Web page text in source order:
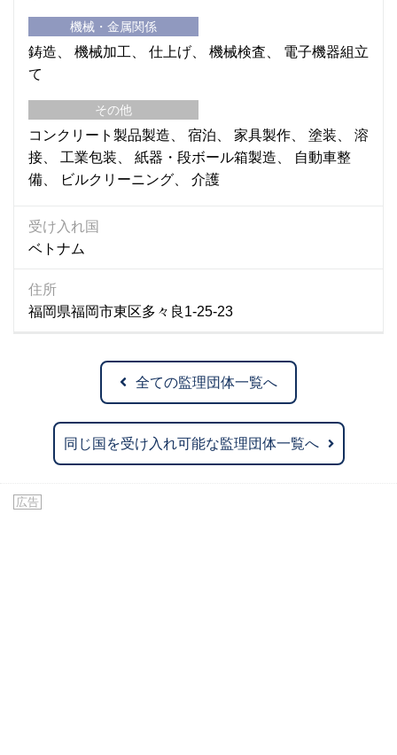
機械・金属関係
鋳造 機械加工 仕上げ 機械検査
電子機器組立
て
その他
コンクリート製品製造 宿泊 家具製作 塗装
溶
接
工業包装 紙器・段ボール箱製造
自動車整
備
ビルクリーニング 介護
受け入れ国
ベトナム
住所
福岡県福岡市東区多々良1-25-23
全ての監理団体一覧へ
同じ国を受け入れ可能な監理団体一覧へ
広告